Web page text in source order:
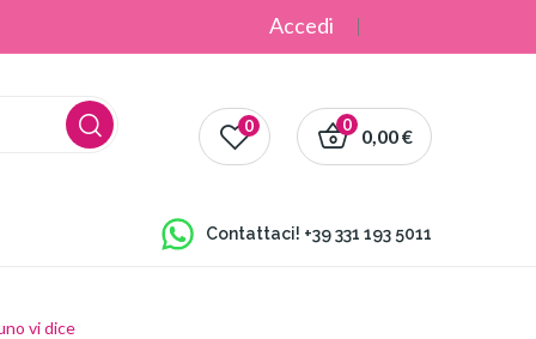
Accedi
0 0,00 €
0
Contattaci! +39 331 193 5011
vi dice